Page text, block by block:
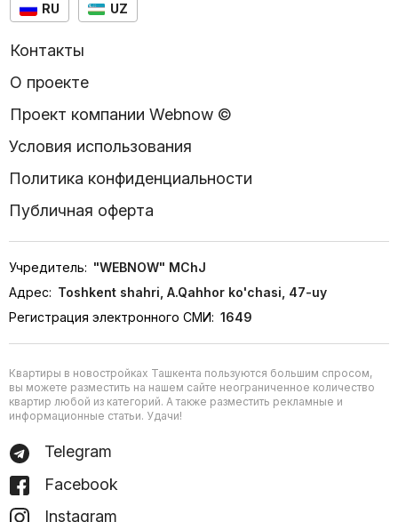
RU UZ
Контакты
О проекте
Проект компании Webnow ©
Условия использования
Политика конфиденциальности
Публичная оферта
Учредитель: "WEBNOW" MChJ
Адрес: Toshkent shahri, A.Qahhor ko'chasi, 47-uy
Регистрация электронного СМИ: 1649
Квартиры в новостройках Ташкента пользуются большим спросом,
вы можете разместить на нашем сайте неограниченное количество
квартир любой из категорий. А также разместить рекламные и
информационные статьи. Удачи!
Telegram
Facebook
Instagram